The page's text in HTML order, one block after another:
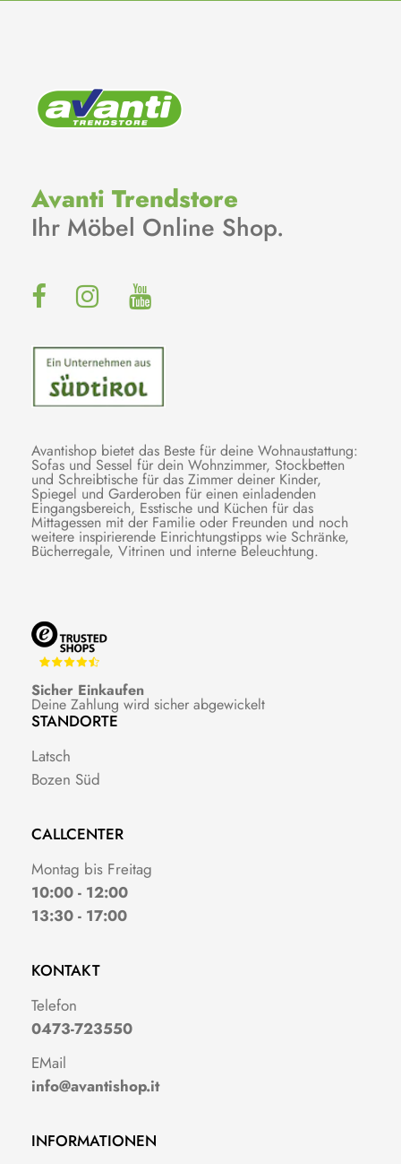
Avanti Trendstore
Ihr Möbel Online Shop.
Avantishop bietet das Beste für deine Wohnaustattung:
Sofas und Sessel für dein Wohnzimmer, Stockbetten
und Schreibtische für das Zimmer deiner Kinder,
Spiegel und Garderoben für einen einladenden
Eingangsbereich, Esstische und Küchen für das
Mittagessen mit der Familie oder Freunden und noch
weitere inspirierende Einrichtungstipps wie Schränke,
Bücherregale, Vitrinen und interne Beleuchtung.
Sicher Einkaufen
Deine Zahlung wird sicher abgewickelt
STANDORTE
Latsch
Bozen Süd
CALLCENTER
Montag bis Freitag
10:00 - 12:00
13:30 - 17:00
KONTAKT
Telefon
0473-723550
EMail
info@avantishop.it
INFORMATIONEN